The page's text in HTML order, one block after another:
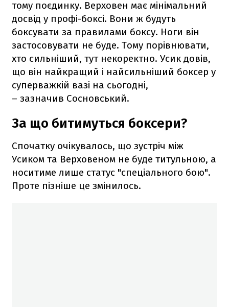
тому поєдинку. Верховен має мінімальний
досвід у профі-боксі. Вони ж будуть
боксувати за правилами боксу. Ноги він
застосовувати не буде. Тому порівнювати,
хто сильніший, тут некоректно. Усик довів,
що він найкращий і найсильніший боксер у
суперважкій вазі на сьогодні,
– зазначив Сосновський.
За що битимуться боксери?
Спочатку очікувалось, що зустріч між
Усиком та Верховеном не буде титульною, а
носитиме лише статус "спеціального бою".
Проте пізніше це змінилось.